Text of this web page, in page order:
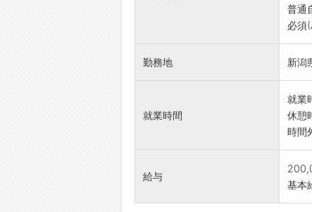
普通
必須
勤務地 新潟
就業時間
就業
休憩
時間
給与
基本